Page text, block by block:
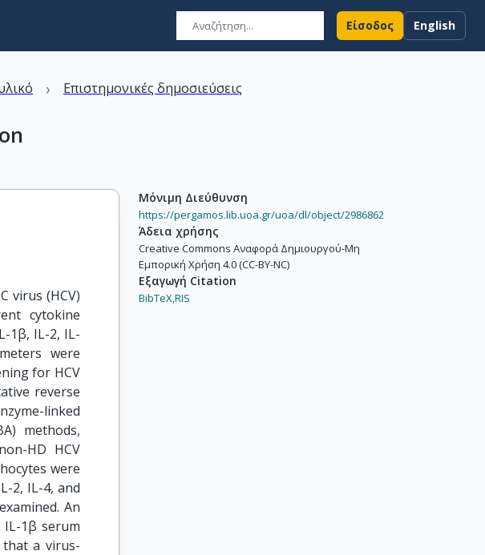
Είσοδος English
› Επιστημονικές δημοσιεύσεις
virus (HCV)
cytokine
1β, IL-2, IL-
were
for HCV
reverse
linked
methods,
HD HCV
were
2, IL-4, and
An
IL-1β serum
that a virus-
Μόνιμη Διεύθυνση
https://pergamos.lib.uoa.gr/uoa/dl/object/2986862
Άδεια χρήσης
Creative Commons Αναφορά Δημιουργού-Μη
Εμπορική Χρήση 4.0 (CC-BY-NC)
Εξαγωγή Citation
BibTeX,RIS